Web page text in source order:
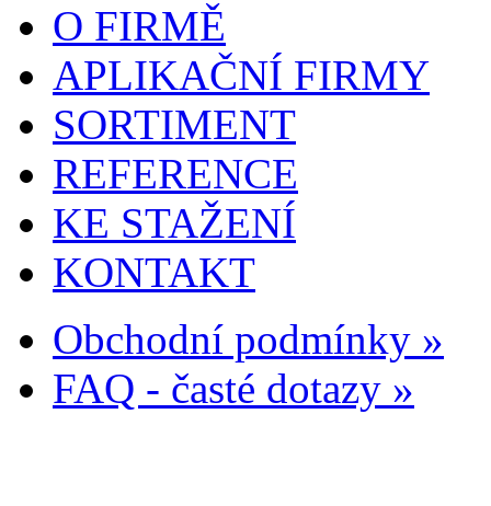
O FIRMĚ
APLIKAČNÍ FIRMY
SORTIMENT
REFERENCE
KE STAŽENÍ
KONTAKT
Obchodní podmínky »
FAQ - časté dotazy »